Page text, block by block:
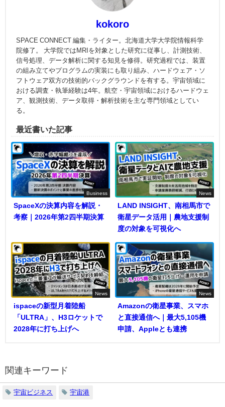
kokoro
SPACE CONNECT 編集・ライター。北海道大学大学院情報科学
院修了。 大学院ではMRIを対象とした研究に従事し、計測技術、
信号処理、データ解析に関する知見を修得。研究過程では、装置
の組み立てやプログラムの実装にも取り組み、ハードウェア・ソ
フトウェア双方の技術的バックグラウンドを有する。宇宙領域に
おける調査・執筆経験は4年。航空・宇宙領域におけるハードウェ
ア、観測技術、データ取得・解析技術を主な専門領域としてい
る。
最近書いた記事
Business
SpaceXの決算内容を解説・
考察｜2026年第2四半期決算
News
LAND INSIGHT、南相馬市で
衛星データ活用｜農地支援制
度の対象を可視化へ
News
ispaceの新型月着陸船
「ULTRA」、H3ロケットで
2028年に打ち上げへ
News
Amazonの衛星事業、スマホ
と直接通信へ｜最大5,105機
申請、Appleとも連携
関連キーワード
宇宙ビジネス 宇宙港